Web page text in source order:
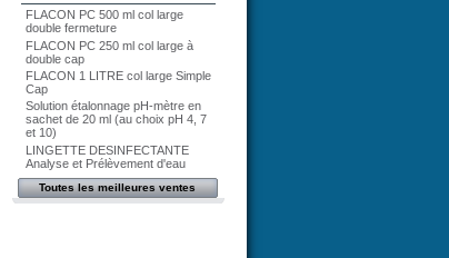
FLACON PC 500 ml col large
double fermeture
FLACON PC 250 ml col large à
double cap
FLACON 1 LITRE col large Simple
Cap
Solution étalonnage pH-mètre en
sachet de 20 ml (au choix pH 4, 7
et 10)
LINGETTE DESINFECTANTE
Analyse et Prélèvement d'eau
Toutes les meilleures ventes